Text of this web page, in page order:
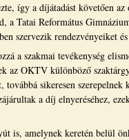
így a díjátadást követően
a Tatai Református
szervezik rendezvényeiket
a szakmai tevékenység
az OKTV különböző
továbbá sikeresen
a díj elnyeréséhez,
is, amelynek keretén belül